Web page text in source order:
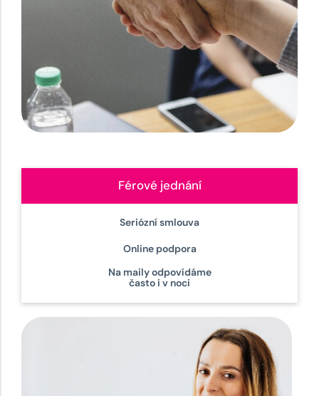
Férové jednání
Seriózní smlouva
Online podpora
Na maily odpovídáme
často i v noci